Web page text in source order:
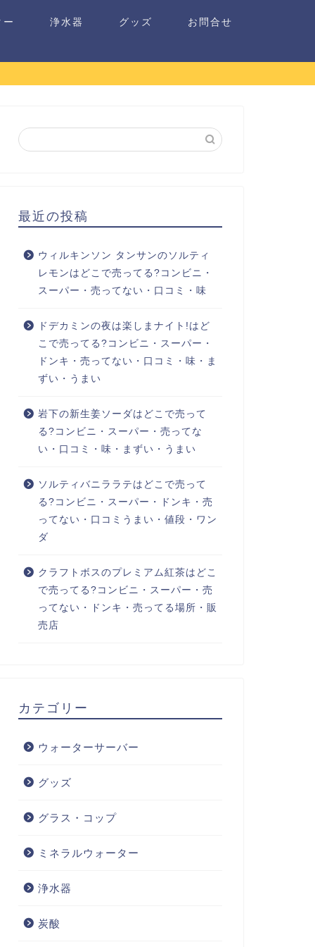
浄水器 グッズ お問合せ
最近の投稿
ウィルキンソン タンサンのソルティ
レモンはどこで売ってる?コンビニ・
スーパー・売ってない・口コミ・味
ドデカミンの夜は楽しまナイト!はど
こで売ってる?コンビニ・スーパー・
ドンキ・売ってない・口コミ・味・ま
ずい・うまい
岩下の新生姜ソーダはどこで売って
る?コンビニ・スーパー・売ってな
い・口コミ・味・まずい・うまい
ソルティバニララテはどこで売って
る?コンビニ・スーパー・ドンキ・売
ってない・口コミうまい・値段・ワン
ダ
クラフトボスのプレミアム紅茶はどこ
で売ってる?コンビニ・スーパー・売
ってない・ドンキ・売ってる場所・販
売店
カテゴリー
ウォーターサーバー
グッズ
グラス・コップ
ミネラルウォーター
浄水器
炭酸